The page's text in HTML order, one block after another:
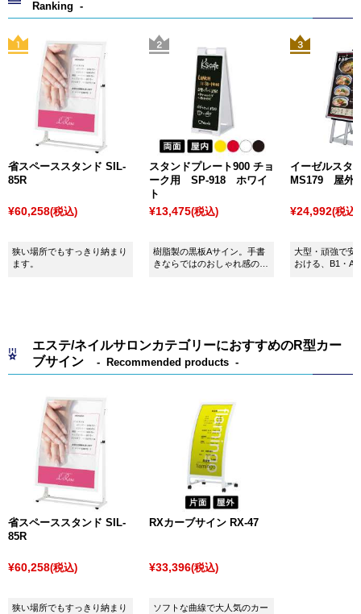
Ranking
省スペーススタンド SIL-
85R
¥60,258(税込)
狭い場所でもすっきり納まり
ます。
スタンドプレート900 チョ
ーク用 SP-918 ホワイ
ト
¥13,475(税込)
樹脂製の黒板Aサイン。手書
きならではのおしゃれ感のあ
イーゼルス
MS179 屋外
¥24,992(税込)
大型・頑強で安
おける、B1・
エステ/ネイルサロンカテゴリーにおすすめのR型カー
ブサイン
Recommended products
省スペーススタンド SIL-
85R
¥60,258(税込)
狭い場所でもすっきり納まり
RXカーブサイン RX-47
¥33,396(税込)
ソフトな曲線で大人気のカー